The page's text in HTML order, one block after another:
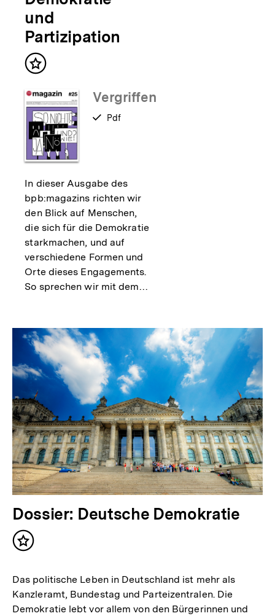
und
Partizipation
Inhalt
Vergriffen
verfügbar
Pdf
In dieser Ausgabe des
bpb:magazins richten wir
den Blick auf Menschen,
die sich für die Demokratie
starkmachen, und auf
verschiedene Formen und
Orte dieses Engagements.
So sprechen wir mit dem…
Dossier: Deutsche Demokratie
Inhalt
Das politische Leben in Deutschland ist mehr als
Kanzleramt, Bundestag und Parteizentralen. Die
Demokratie lebt vor allem von den Bürgerinnen und